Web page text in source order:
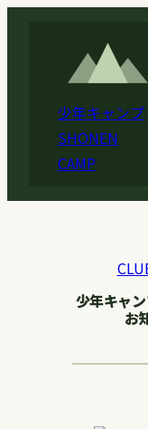
少年キャンプ
SHONEN
CAMP
少年キャ
お